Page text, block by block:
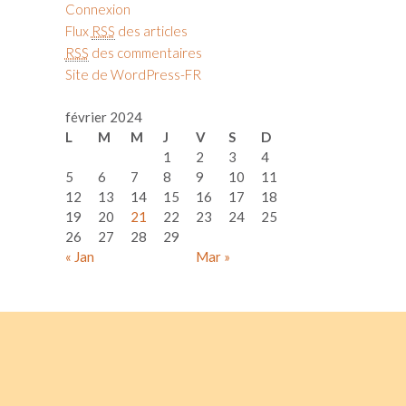
Connexion
Flux RSS des articles
RSS des commentaires
Site de WordPress-FR
février 2024
L
M M J V S D
« Jan Mar »
1 2 3
4
5
6 7 8 9 10
11
12
13 14 15 16 17
18
19
20 21 22 23 24
25
26
27 28 29